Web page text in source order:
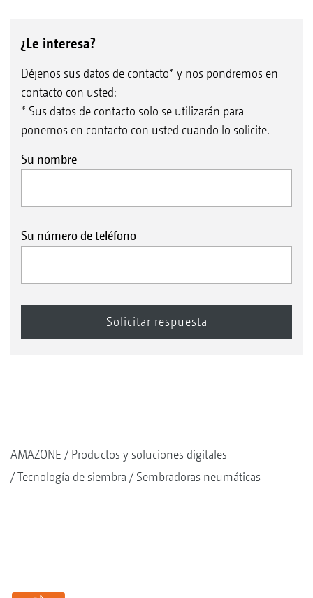
¿Le interesa?
Déjenos sus datos de contacto* y nos pondremos en
contacto con usted:
* Sus datos de contacto solo se utilizarán para
ponernos en contacto con usted cuando lo solicite.
Su nombre
Su número de teléfono
AMAZONE
Productos y soluciones digitales
Tecnología de siembra
Sembradoras neumáticas